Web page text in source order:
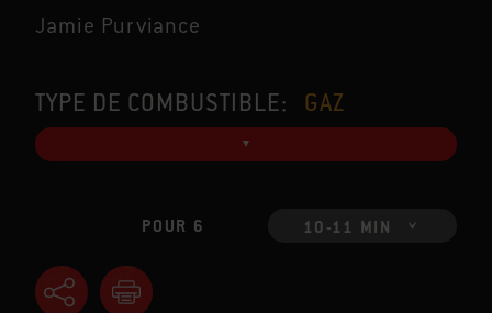
Jamie Purviance
TYPE DE COMBUSTIBLE: GAZ
POUR 6 10-11 MIN